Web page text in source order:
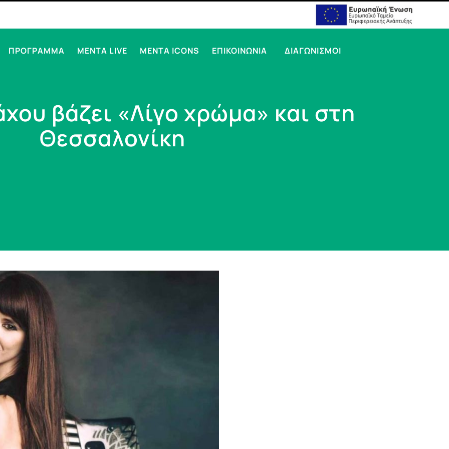
ΠΡΟΓΡΑΜΜΑ MENTA LIVE MENTA ICONS ΕΠΙΚΟΙΝΩΝΙΑ ΔΙΑΓΩΝΙΣΜΟΙ
βάζει «Λίγο χρώμα» και στη
Θεσσαλονίκη